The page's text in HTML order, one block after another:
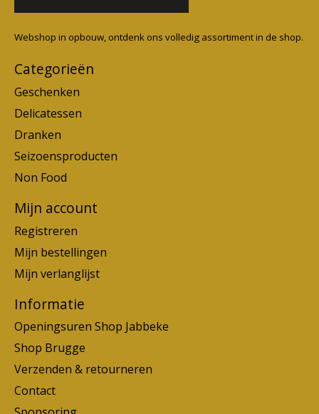
Webshop in opbouw, ontdenk ons volledig assortiment in de shop.
Categorieën
Geschenken
Delicatessen
Dranken
Seizoensproducten
Non Food
Mijn account
Registreren
Mijn bestellingen
Mijn verlanglijst
Informatie
Openingsuren Shop Jabbeke
Shop Brugge
Verzenden & retourneren
Contact